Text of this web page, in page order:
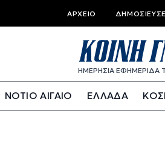
ΑΡΧΕΊΟ
ΗΜΕΡΗΣΙΑ
ΝΟΤΙΟ ΑΙΓΑΙΟ ΕΛΛΑΔΑ